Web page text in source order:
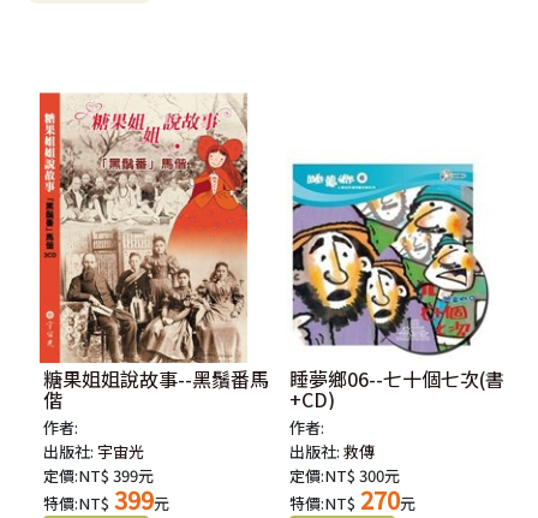
糖果姐姐說故事--黑鬚番馬
偕
作者:
出版社: 宇宙光
定價:NT$ 399元
特價:NT$ 399元
睡夢鄉06--七十個七次(書
+CD)
作者:
出版社:救傳
定價:NT$ 300元
特價:NT$ 270元